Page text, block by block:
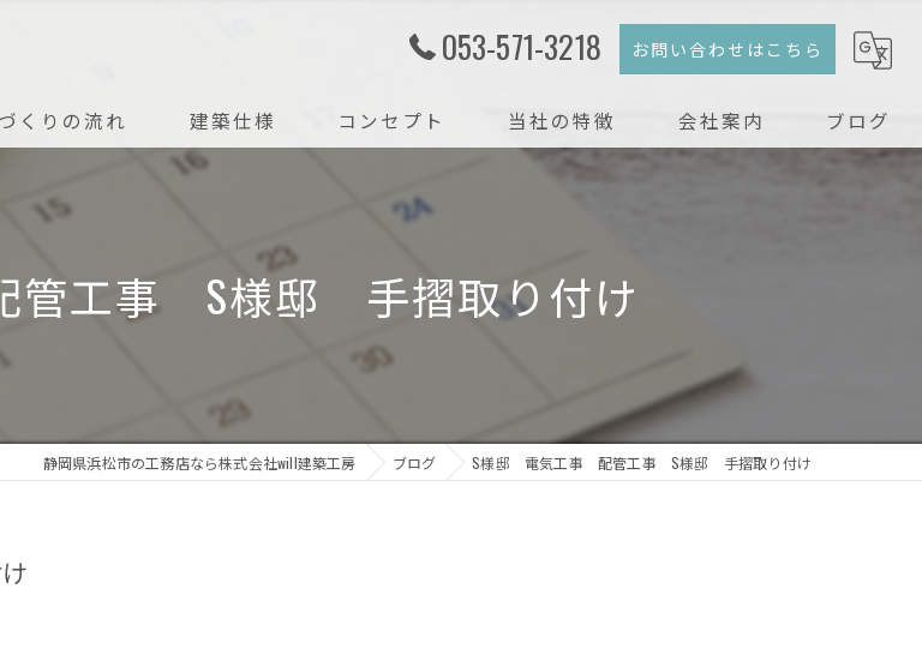
053-571-3218 お問い合わせはこちら
くりの流れ
ターメンテナンス
建築仕様 コンセプト 当社の特徴
戸建て
リノベーション
会社案内 ブログ
工事 S様邸 手摺取り付け
静岡県浜松市の工務店なら株式会社will建築工房 ブログ S様邸 電気工事 配管工事 S様邸 手摺取り付け